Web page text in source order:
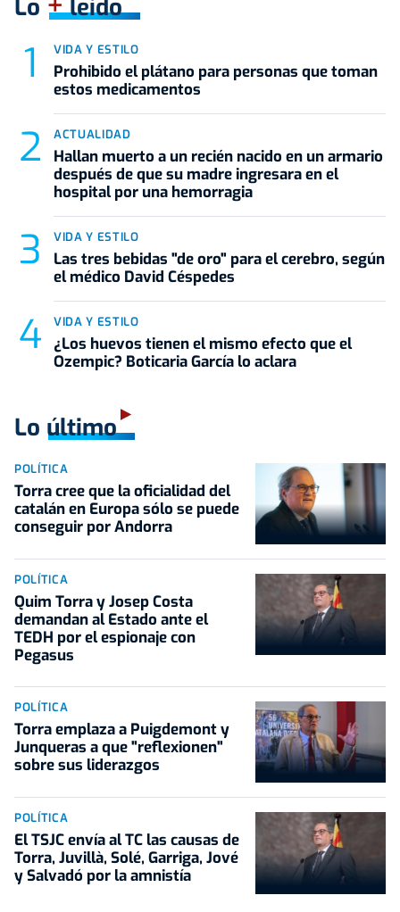
Lo leído
VIDA Y ESTILO
Prohibido el plátano para personas que toman
estos medicamentos
ACTUALIDAD
Hallan muerto a un recién nacido en un armario
después de que su madre ingresara en el
hospital por una hemorragia
VIDA Y ESTILO
Las tres bebidas "de oro" para el cerebro, según
el médico David Céspedes
VIDA Y ESTILO
¿Los huevos tienen el mismo efecto que el
Ozempic? Boticaria García lo aclara
Lo último
POLÍTICA
Torra cree que la oficialidad del
catalán en Europa sólo se puede
conseguir por Andorra
POLÍTICA
Quim Torra y Josep Costa
demandan al Estado ante el
TEDH por el espionaje con
Pegasus
POLÍTICA
Torra emplaza a Puigdemont y
Junqueras a que "reflexionen"
sobre sus liderazgos
POLÍTICA
El TSJC envía al TC las causas de
Torra, Juvillà, Solé, Garriga, Jové
y Salvadó por la amnistía